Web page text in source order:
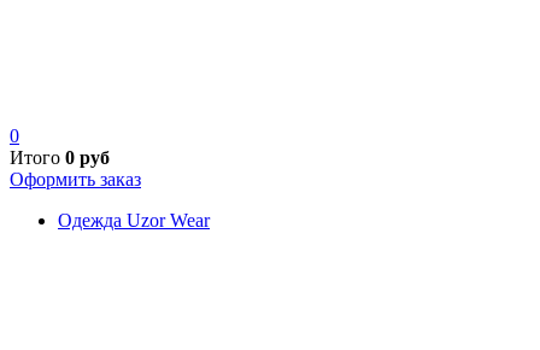
0
Итого 0 руб
Оформить заказ
Одежда Uzor Wear